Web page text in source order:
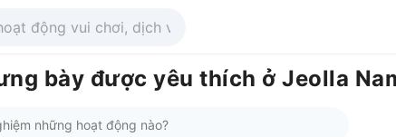
bày được yêu thích ở Jeolla